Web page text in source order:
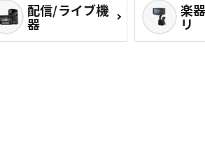
配信/ライブ機
器
楽
リ